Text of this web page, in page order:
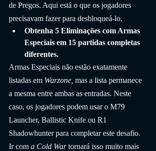
de Pregos. Aqui está o que os jogadores
precisavam fazer para desbloqueá-lo.
Obtenha 5 Eliminações com Armas
Especiais em 15 partidas completas
diferentes.
Armas Especiais não estão exatamente
listadas em Warzone, mas a lista permanece
a mesma entre ambas as entradas. Neste
caso, os jogadores podem usar o M79
Launcher, Ballistic Knife ou R1
Shadowhunter para completar este desafio.
Ir com a Cold War tornará isso muito mais